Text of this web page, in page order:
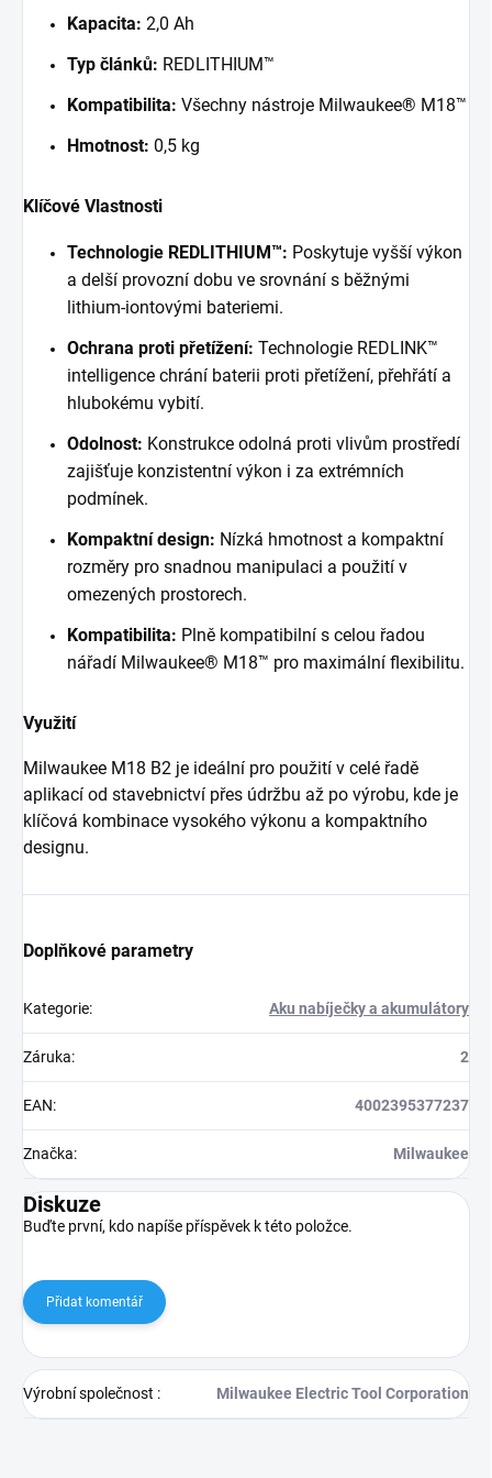
Kapacita: 2,0 Ah
Typ článků: REDLITHIUM™
Kompatibilita: Všechny nástroje Milwaukee® M18™
Hmotnost: 0,5 kg
Klíčové Vlastnosti
Technologie REDLITHIUM™: Poskytuje vyšší výkon
a delší provozní dobu ve srovnání s běžnými
lithium-iontovými bateriemi.
Ochrana proti přetížení: Technologie REDLINK™
intelligence chrání baterii proti přetížení, přehřátí a
hlubokému vybití.
Odolnost: Konstrukce odolná proti vlivům prostředí
zajišťuje konzistentní výkon i za extrémních
podmínek.
Kompaktní design: Nízká hmotnost a kompaktní
rozměry pro snadnou manipulaci a použití v
omezených prostorech.
Kompatibilita: Plně kompatibilní s celou řadou
nářadí Milwaukee® M18™ pro maximální flexibilitu.
Využití
Milwaukee M18 B2 je ideální pro použití v celé řadě
aplikací od stavebnictví přes údržbu až po výrobu, kde je
klíčová kombinace vysokého výkonu a kompaktního
designu.
Doplňkové parametry
Kategorie: Aku nabíječky a akumulátory
Záruka: 2
EAN: 4002395377237
Značka: Milwaukee
Diskuze
Buďte první, kdo napíše příspěvek k této položce.
Přidat komentář
Výrobní společnost : Milwaukee Electric Tool Corporation